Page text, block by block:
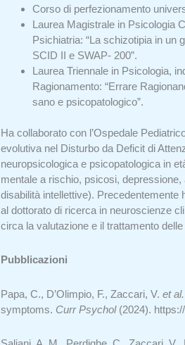
Corso di perfezionamento
Laurea Magistrale in Psicologia
Psichiatria: “La schizotipia in un
SCID II e SWAP- 200”.
Laurea Triennale in Psicologia,
Ragionamento: “Errare
sano e psicopatologico”.
Ha collaborato con l’Ospedale
evolutiva nel Disturbo da Deficit di
neuropsicologica e psicopatologica in
mentale a rischio, psicosi, depressione,
disabilità intellettive).
al dottorato di ricerca in neuroscienze
circa la valutazione e il trattamento
Pubblicazioni
Papa, C., D’Olimpio, F., Zaccari, V. et al.
symptoms. Curr Psychol(2024).